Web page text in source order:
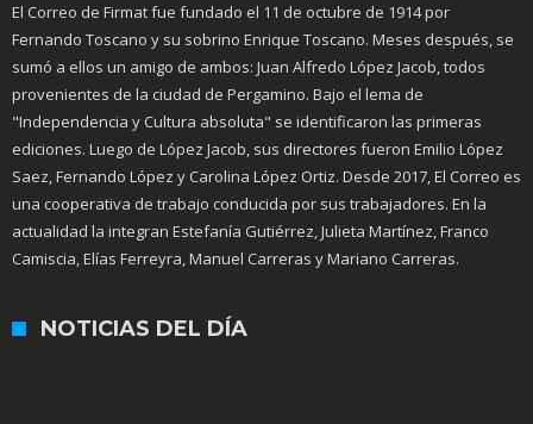
El Correo de Firmat fue fundado el 11 de octubre de 1914 por
Fernando Toscano y su sobrino Enrique Toscano. Meses después, se
sumó a ellos un amigo de ambos: Juan Alfredo López Jacob, todos
provenientes de la ciudad de Pergamino. Bajo el lema de
"Independencia y Cultura absoluta" se identificaron las primeras
ediciones. Luego de López Jacob, sus directores fueron Emilio López
Saez, Fernando López y Carolina López Ortiz. Desde 2017, El Correo es
una cooperativa de trabajo conducida por sus trabajadores. En la
actualidad la integran Estefanía Gutiérrez, Julieta Martínez, Franco
Camiscia, Elías Ferreyra, Manuel Carreras y Mariano Carreras.
NOTICIAS DEL DÍA